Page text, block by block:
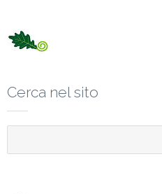
Cerca nel sito